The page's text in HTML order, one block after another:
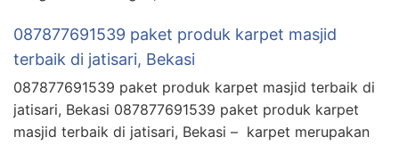
087877691539 paket produk karpet masjid
terbaik di jatisari, Bekasi
087877691539 paket produk karpet masjid terbaik di
jatisari, Bekasi 087877691539 paket produk karpet
masjid terbaik di jatisari, Bekasi – karpet merupakan